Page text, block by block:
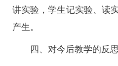
讲实验，学生记实验、读
产生。
四、对今后教学的反思